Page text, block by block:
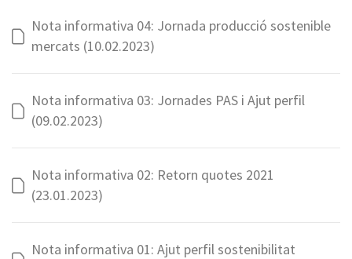
Nota informativa 04: Jornada producció sostenible
mercats (10.02.2023)
Nota informativa 03: Jornades PAS i Ajut perfil
(09.02.2023)
Nota informativa 02: Retorn quotes 2021
(23.01.2023)
Nota informativa 01: Ajut perfil sostenibilitat